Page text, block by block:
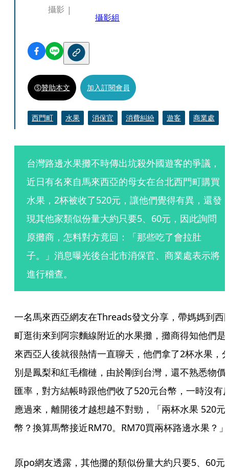
攝影
攝影組
贊助本文 加入訂閱會員
西門町 水果 消保官 消費糾紛 遊客 商業處
台灣路邊水果攤不時傳出坑殺外國遊客的爭議，
近日有名來自馬來西亞的母女在台北西門町購買
水果，2杯被收了520元，讓他們覺得有異，還發
現其他家類似份量大約只要5、60元，因此詢問
原攤商，怎料對方竟回：「那些吃了會拉肚
子。」消息曝光後台北市消保官、商業處表示將
進行稽查。
一名馬來西亞網友在Threads發文分享，帶媽媽到西
町逛街來到阿宗麵線附近的水果攤，攤商得知他們是
來西亞人後就很熱情一直聊天，他們拿了2杯水果，
別是鳳梨和紅毛榴槤，由於剛到台灣，還不熟悉物價
匯率，對方結帳時跟他們收了520元台幣，一時沒有
應過來，離開後才越想越不對勁，「兩杯水果 520元
幣？換算馬幣接近RM70。RM70買兩杯路邊水果？」
原po網友透露，其他攤的類似份量大約只要5、60元